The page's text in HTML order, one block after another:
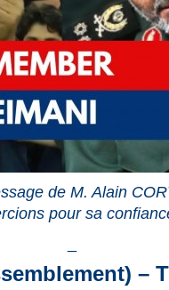
de M. Alain
pour sa
–